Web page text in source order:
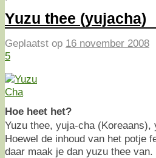
Yuzu thee (yujacha)
Geplaatst op 16 november 2008
5
Hoe heet het?
Yuzu thee, yuja-cha
Hoewel de inhoud van het potje
daar maak je dan yuzu thee van.